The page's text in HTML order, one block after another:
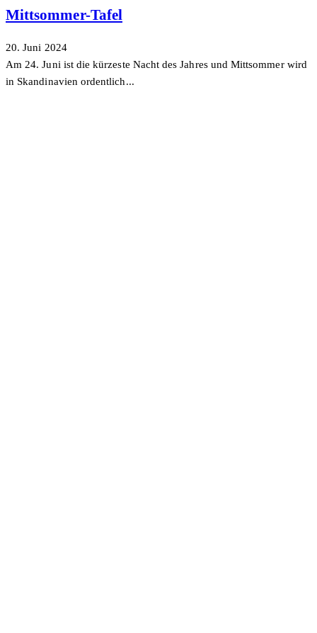
Mittsommer-Tafel
20. Juni 2024
Am 24. Juni ist die kürzeste Nacht des Jahres und Mittsommer wird
in Skandinavien ordentlich...